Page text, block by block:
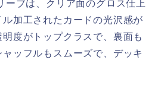
ーブは、クリア面のグロス仕上
加工されたカードの光沢感が
度がトップクラスで、裏面も
ッフルもスムーズで、デッキ